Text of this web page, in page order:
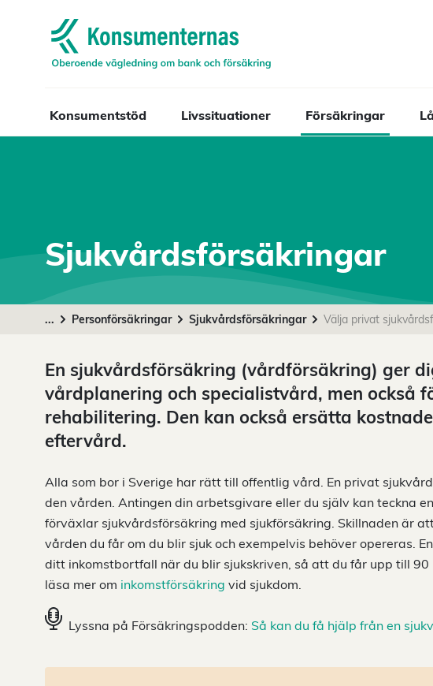
Navigera till startsidan
Konsumentstöd Livssituationer Försäkringar
Sjukvårdsförsäkringar
... Personförsäkringar Sjukvårdsförsäkringar Välja privat
En sjukvårdsförsäkring (vårdförsäkring) ger
vårdplanering och specialistvård, men också
rehabilitering. Den kan också ersätta
eftervård.
Alla som bor i Sverige har rätt till offentlig vård. En privat
den vården. Antingen din arbetsgivare eller du själv kan teckna
förväxlar sjukvårdsförsäkring med sjukförsäkring. Skillnaden är
vården du får om du blir sjuk och exempelvis behöver opereras.
ditt inkomstbortfall när du blir sjukskriven, så att du får upp till 90
läsa mer om inkomstförsäkring vid sjukdom.
Lyssna på Försäkringspodden: Så kan du få hjälp från en